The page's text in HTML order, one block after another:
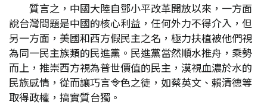
質言之，中國大陸自鄧小平改革開放以來，一方面
說台灣問題是中國的核心利益，任何外力不得介入，但
另一方面，美國和西方假民主之名，極力扶植被他們視
為同一民主族類的民進黨。民進黨當然順水推舟，乘勢
而上，推崇西方視為普世價值的民主，漠視血濃於水的
民族感情，從而讓巧言令色之徒，如蔡英文、賴清德等
取得政權，搞實質台獨。